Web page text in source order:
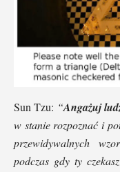
Sun Tzu: “Angażuj
w stanie rozpoznać i
przewidywalnych
podczas gdy ty